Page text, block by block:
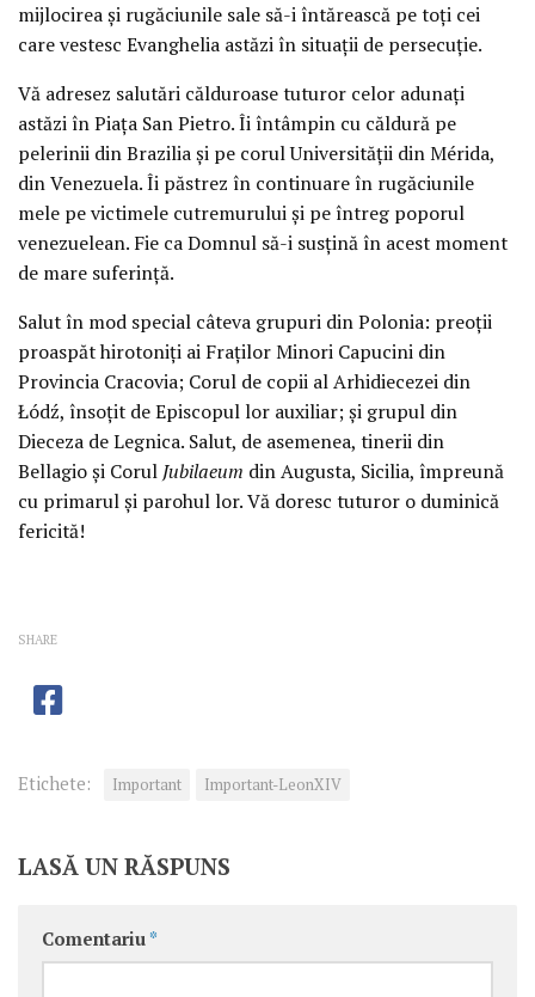
mijlocirea și rugăciunile sale să-i întărească pe toți cei
care vestesc Evanghelia astăzi în situații de persecuție.
Vă adresez salutări călduroase tuturor celor adunați
astăzi în Piața San Pietro. Îi întâmpin cu căldură pe
pelerinii din Brazilia și pe corul Universității din Mérida,
din Venezuela. Îi păstrez în continuare în rugăciunile
mele pe victimele cutremurului și pe întreg poporul
venezuelean. Fie ca Domnul să-i susțină în acest moment
de mare suferință.
Salut în mod special câteva grupuri din Polonia: preoții
proaspăt hirotoniți ai Fraților Minori Capucini din
Provincia Cracovia; Corul de copii al Arhidiecezei din
Łódź, însoțit de Episcopul lor auxiliar; și grupul din
Dieceza de Legnica. Salut, de asemenea, tinerii din
Bellagio și Corul Jubilaeum din Augusta, Sicilia, împreună
cu primarul și parohul lor. Vă doresc tuturor o duminică
fericită!
SHARE
Etichete: Important Important-LeonXIV
LASĂ UN RĂSPUNS
Comentariu *